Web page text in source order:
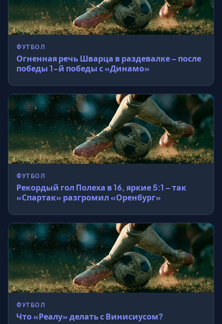
ФУТБОЛ
Огненная речь Шварца в раздевалке – после
победы 1-й победы с «Динамо»
ФУТБОЛ
Рекордый гол Полеха в 16, яркие 5:1 – так
«Спартак» разгромил «Оренбург»
ФУТБОЛ
Что «Реалу» делать с Винисиусом?